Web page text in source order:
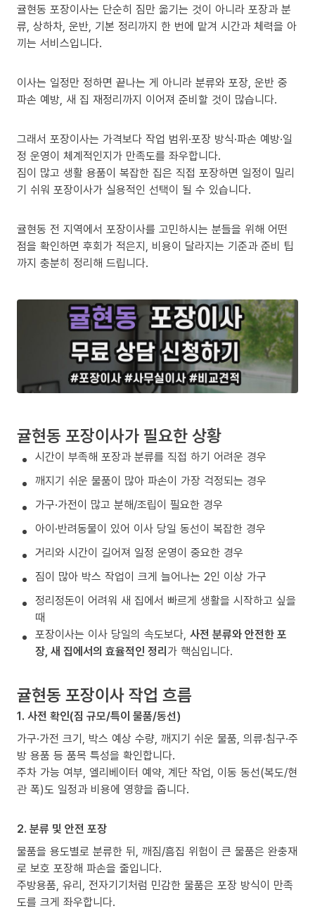
귤현동 포장이사는 단순히 짐만 옮기는 것이 아니라 포장과 분
류, 상하차, 운반, 기본 정리까지 한 번에 맡겨 시간과 체력을 아
끼는 서비스입니다.
이사는 일정만 정하면 끝나는 게 아니라 분류와 포장, 운반 중
파손 예방, 새 집 재정리까지 이어져 준비할 것이 많습니다.
그래서 포장이사는 가격보다 작업 범위·포장 방식·파손 예방·일
정 운영이 체계적인지가 만족도를 좌우합니다.
짐이 많고 생활 용품이 복잡한 집은 직접 포장하면 일정이 밀리
기 쉬워 포장이사가 실용적인 선택이 될 수 있습니다.
귤현동 전 지역에서 포장이사를 고민하시는 분들을 위해 어떤
점을 확인하면 후회가 적은지, 비용이 달라지는 기준과 준비 팁
까지 충분히 정리해 드립니다.
귤현동 포장이사가 필요한 상황
시간이 부족해 포장과 분류를 직접 하기 어려운 경우
깨지기 쉬운 물품이 많아 파손이 가장 걱정되는 경우
가구·가전이 많고 분해/조립이 필요한 경우
아이·반려동물이 있어 이사 당일 동선이 복잡한 경우
거리와 시간이 길어져 일정 운영이 중요한 경우
짐이 많아 박스 작업이 크게 늘어나는 2인 이상 가구
정리정돈이 어려워 새 집에서 빠르게 생활을 시작하고 싶을
때
포장이사는 이사 당일의 속도보다, 사전 분류와 안전한 포
장, 새 집에서의 효율적인 정리가 핵심입니다.
귤현동 포장이사 작업 흐름
1. 사전 확인(짐 규모/특이 물품/동선)
가구·가전 크기, 박스 예상 수량, 깨지기 쉬운 물품, 의류·침구·주
방 용품 등 품목 특성을 확인합니다.
주차 가능 여부, 엘리베이터 예약, 계단 작업, 이동 동선(복도/현
관 폭)도 일정과 비용에 영향을 줍니다.
2. 분류 및 안전 포장
물품을 용도별로 분류한 뒤, 깨짐/흠집 위험이 큰 물품은 완충재
로 보호 포장해 파손을 줄입니다.
주방용품, 유리, 전자기기처럼 민감한 물품은 포장 방식이 만족
도를 크게 좌우합니다.